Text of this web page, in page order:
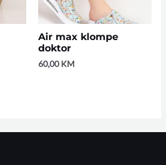
Air max klompe
doktor
60,00KM